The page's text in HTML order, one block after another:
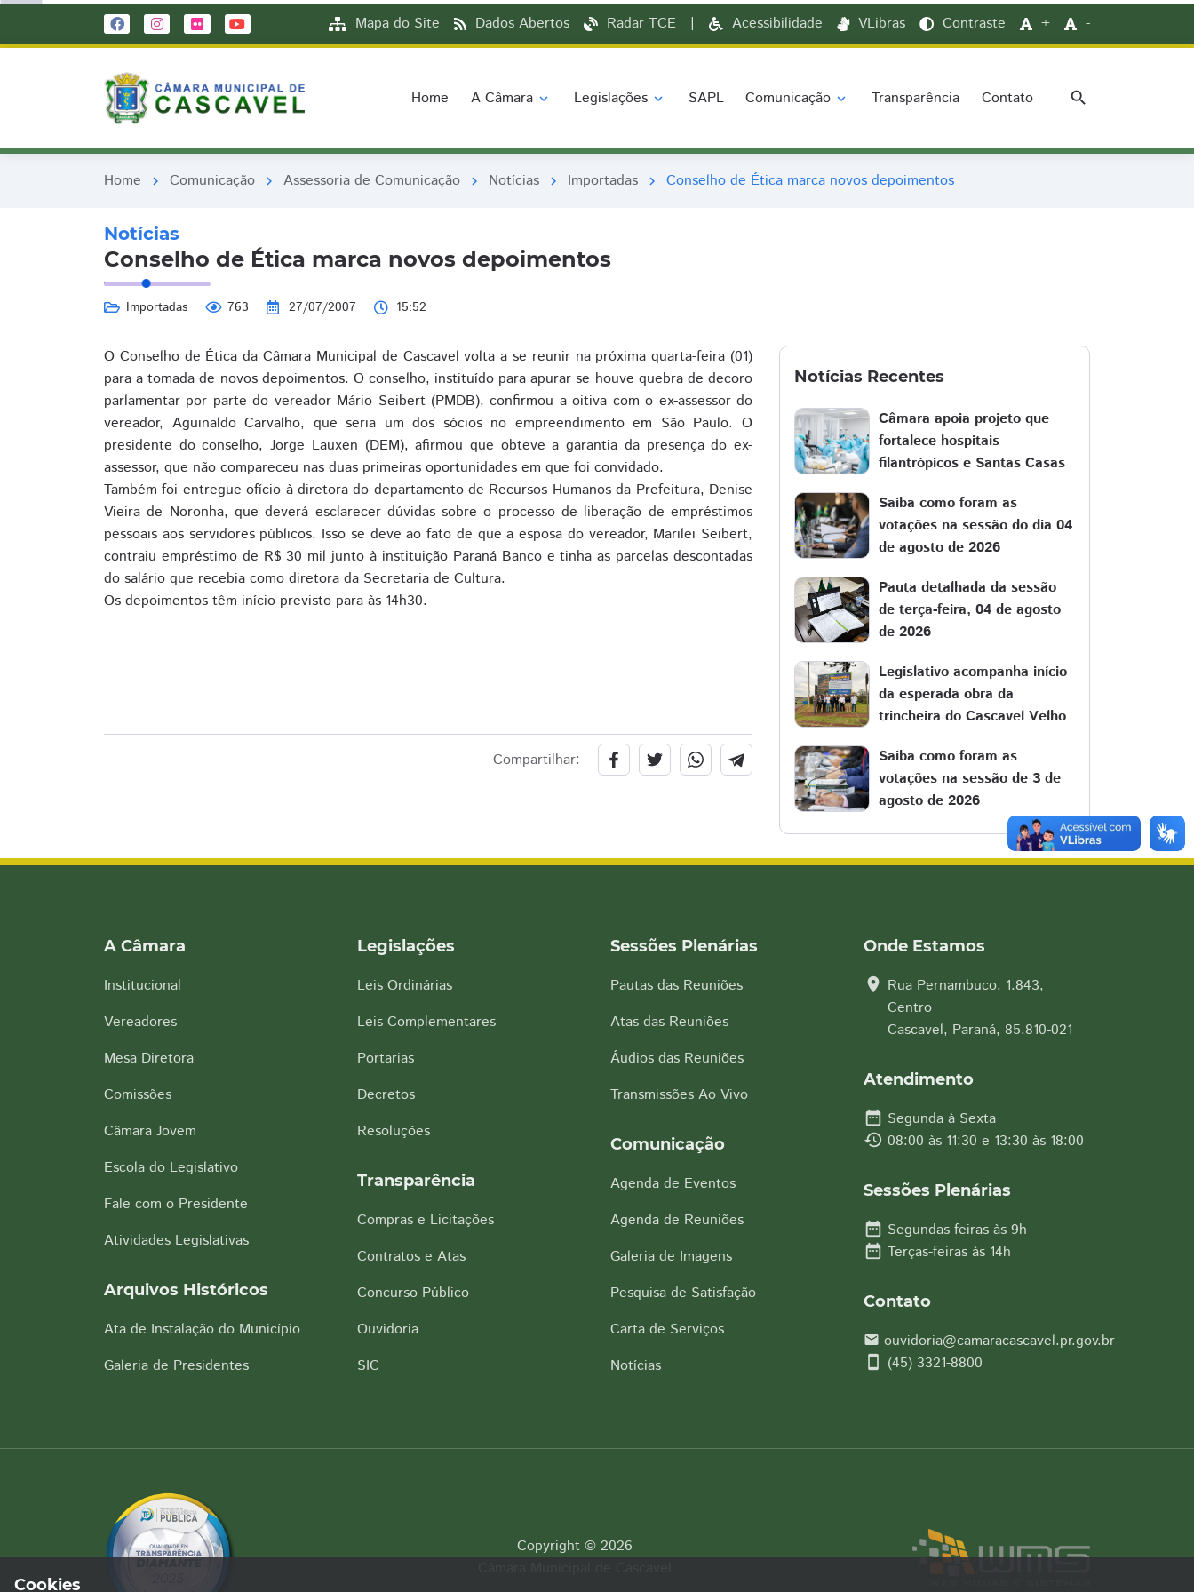
Mapa do Site Dados Abertos Radar TCE | Acessibilidade VLibras Contraste + -
Home A Câmara expand_more Legislações expand_more SAPL Comunicação expand_more Transparência Contato search
Home chevron_right Comunicação chevron_right Assessoria de Comunicação chevron_right Notícias chevron_right Importadas chevron_right Conselho de Ética marca novos depoimentos
Notícias
Conselho de Ética marca novos depoimentos
Importadas 763 27/07/2007 15:52
O Conselho de Ética da Câmara Municipal de Cascavel volta a se reunir na próxima quarta-feira (01)
para a tomada de novos depoimentos. O conselho, instituído para apurar se houve quebra de decoro
parlamentar por parte do vereador Mário Seibert (PMDB), confirmou a oitiva com o ex-assessor do
vereador, Aguinaldo Carvalho, que seria um dos sócios no empreendimento em São Paulo. O
presidente do conselho, Jorge Lauxen (DEM), afirmou que obteve a garantia da presença do ex-
assessor, que não compareceu nas duas primeiras oportunidades em que foi convidado.
Também foi entregue ofício à diretora do departamento de Recursos Humanos da Prefeitura, Denise
Vieira de Noronha, que deverá esclarecer dúvidas sobre o processo de liberação de empréstimos
pessoais aos servidores públicos. Isso se deve ao fato de que a esposa do vereador, Marilei Seibert,
contraiu empréstimo de R$ 30 mil junto à instituição Paraná Banco e tinha as parcelas descontadas
do salário que recebia como diretora da Secretaria de Cultura.
Os depoimentos têm início previsto para às 14h30.
Compartilhar:
Notícias Recentes
Câmara apoia projeto que
fortalece hospitais
filantrópicos e Santas Casas
Saiba como foram as
votações na sessão do dia 04
de agosto de 2026
Pauta detalhada da sessão
de terça-feira, 04 de agosto
de 2026
Legislativo acompanha início
da esperada obra da
trincheira do Cascavel Velho
Saiba como foram as
votações na sessão de 3 de
agosto de 2026
A Câmara
Institucional
Vereadores
Mesa Diretora
Comissões
Câmara Jovem
Escola do Legislativo
Fale com o Presidente
Atividades Legislativas
Arquivos Históricos
Ata de Instalação do Município
Galeria de Presidentes
Legislações
Leis Ordinárias
Leis Complementares
Portarias
Decretos
Resoluções
Transparência
Compras e Licitações
Contratos e Atas
Concurso Público
Ouvidoria
SIC
Sessões Plenárias
Pautas das Reuniões
Atas das Reuniões
Áudios das Reuniões
Transmissões Ao Vivo
Comunicação
Agenda de Eventos
Agenda de Reuniões
Galeria de Imagens
Pesquisa de Satisfação
Carta de Serviços
Notícias
Onde Estamos
location_on Rua Pernambuco, 1.843,
Centro
Cascavel, Paraná, 85.810-021
Atendimento
date_range Segunda à Sexta
history 08:00 às 11:30 e 13:30 às 18:00
Sessões Plenárias
date_range Segundas-feiras às 9h
date_range Terças-feiras às 14h
Contato
email ouvidoria@camaracascavel.pr.gov.br
smartphone (45) 3321-8800
Copyright © 2026
Cookies